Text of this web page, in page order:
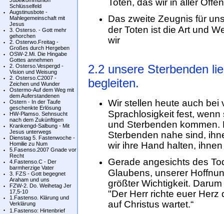
Schlüsselfeld
Augstinusbote -
Mahlegemeinschaft mit
Jesus
3. Osterso. - Gott mehr
gehorchen
2. Osterwo.Freitag -
Großes durch Hergeben
OSW-2.Mi. Die Hingabe
Gottes annehmen
2. Osterso.Vespergd -
Vision und Weisung
2. Osterso.C2007 -
Zeichen und Wunder
Ostermo-Auf dem Weg mit
dem Auferstandenen
Ostern - In der Taufe
geschenkte Erlösung
HW-Plamso. Sehnsucht
nach dem Zukünftigen
Krankengd-Salbung - Mit
Jesus unterwegs
Dienstag 5. Fastenwoche -
Homilie zu Num
5.Fasenso.2007 Gnade vor
Recht
4.Fastenso.C - Der
barmherzige Vater
3. FZS - Gott begegnet
Araham und uns
FZW-2. Do. Weihetag Jer
17,5-10
1.Fastenso. Klärung und
Verklärung
1.Fastenso: Hirtenbrief
Toten, das wir in aller
Das zweite Zeugnis für
der Toten ist die Art und
wir
2.2 unsere Sterbenden
begleiten.
Wir stellen heute auch bei
Sprachlosigkeit fest,
und Sterbenden
Sterbenden nahe sind,
wir ihre Hand halten,
Gerade angesichts des
Glaubens, unserer
größter Wichtigkeit.
"Der Herr richte euer Herz
auf Christus wartet.“